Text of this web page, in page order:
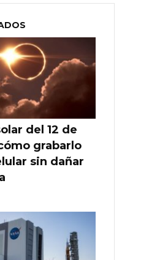
del 12 de
grabarlo
sin dañar